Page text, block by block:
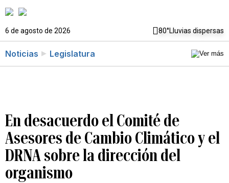
6 de agosto de 2026 80°Lluvias dispersas
Noticias Legislatura
En desacuerdo el Comité de
Asesores de Cambio Climático y el
DRNA sobre la dirección del
organismo